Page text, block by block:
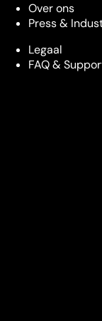
Over ons
Press &
Legaal
FAQ &